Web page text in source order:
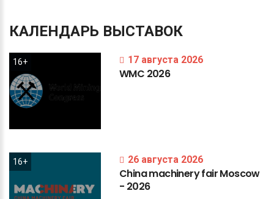
КАЛЕНДАРЬ ВЫСТАВОК
16+ 17 августа 2026
WMC 2026
16+ 26 августа 2026
ChinamachineryfairMoscow
- 2026